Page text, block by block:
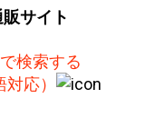
サイト
で検索する
応）